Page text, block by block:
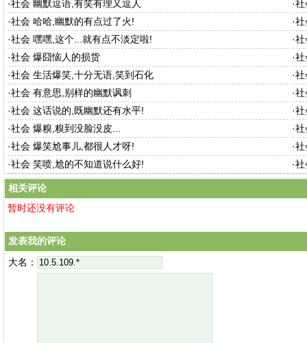
·社会 幽默逗语,有笑有理又逗人 ·社
·社会 哈哈,幽默的有点过了火! ·社
·社会 嘿嘿,这个...就有点不淡定啦! ·社
·社会 爆囧恼人的损货 ·社
·社会 生活爆笑,十分无语,笑到石化 ·社
·社会 有意思,别样的幽默讽刺 ·社
·社会 这话说的,既幽默还有水平! ·社
·社会 爆糗,糗到没脸没皮... ·社
·社会 爆笑尬事儿,都很人才呀! ·社
·社会 笑喷,尬的不知道说什么好! ·社
相关评论
暂时还没有评论
发表我的评论
大名：